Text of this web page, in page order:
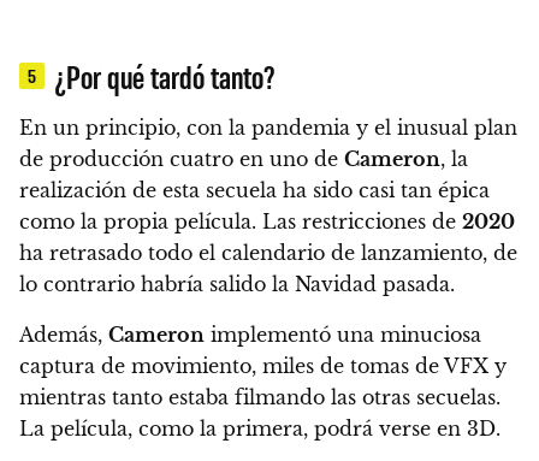
5 ¿Por qué tardó tanto?
En un principio, con la pandemia y el inusual plan
de producción cuatro en uno de Cameron, la
realización de esta secuela ha sido casi tan épica
como la propia película. Las restricciones de 2020
ha retrasado todo el calendario de lanzamiento, de
lo contrario habría salido la Navidad pasada.
Además, Cameron implementó una minuciosa
captura de movimiento, miles de tomas de VFX y
mientras tanto estaba filmando las otras secuelas.
La película, como la primera, podrá verse en 3D.